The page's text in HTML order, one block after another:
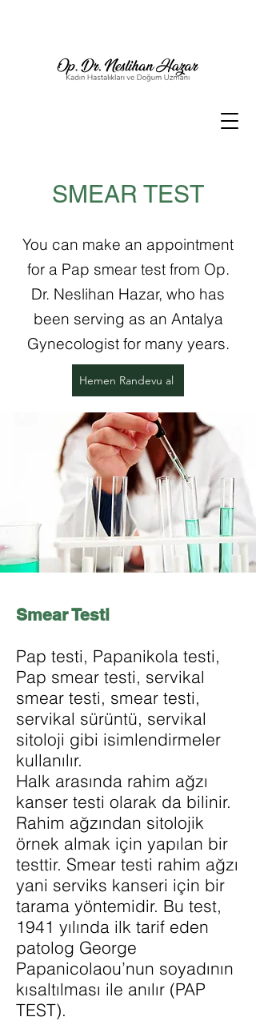
SMEAR TEST
You can make an appointment
for a Pap smear test from Op.
Dr. Neslihan Hazar, who has
been serving as an Antalya
Gynecologist for many years.
Hemen Randevu al
Smear Testi
Pap testi, Papanikola testi,
Pap smear testi, servikal
smear testi, smear testi,
servikal sürüntü, servikal
sitoloji gibi isimlendirmeler
kullanılır.
Halk arasında rahim ağzı
kanser testi olarak da bilinir.
Rahim ağzından sitolojik
örnek almak için yapılan bir
testtir. Smear testi rahim ağzı
yani serviks kanseri için bir
tarama yöntemidir. Bu test,
1941 yılında ilk tarif eden
patolog George
Papanicolaou’nun soyadının
kısaltılması ile anılır (PAP
TEST).